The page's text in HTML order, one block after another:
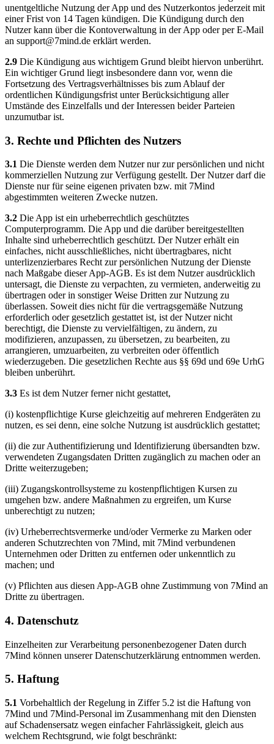
unentgeltliche Nutzung der App und des Nutzerkontos jederzeit mit
einer Frist von 14 Tagen kündigen. Die Kündigung durch den
Nutzer kann über die Kontoverwaltung in der App oder per E-Mail
an support@7mind.de erklärt werden.
2.9 Die Kündigung aus wichtigem Grund bleibt hiervon unberührt.
Ein wichtiger Grund liegt insbesondere dann vor, wenn die
Fortsetzung des Vertragsverhältnisses bis zum Ablauf der
ordentlichen Kündigungsfrist unter Berücksichtigung aller
Umstände des Einzelfalls und der Interessen beider Parteien
unzumutbar ist.
3. Rechte und Pflichten des Nutzers
3.1 Die Dienste werden dem Nutzer nur zur persönlichen und nicht
kommerziellen Nutzung zur Verfügung gestellt. Der Nutzer darf die
Dienste nur für seine eigenen privaten bzw. mit 7Mind
abgestimmten weiteren Zwecke nutzen.
3.2 Die App ist ein urheberrechtlich geschütztes
Computerprogramm. Die App und die darüber bereitgestellten
Inhalte sind urheberrechtlich geschützt. Der Nutzer erhält ein
einfaches, nicht ausschließliches, nicht übertragbares, nicht
unterlizenzierbares Recht zur persönlichen Nutzung der Dienste
nach Maßgabe dieser App-AGB. Es ist dem Nutzer ausdrücklich
untersagt, die Dienste zu verpachten, zu vermieten, anderweitig zu
übertragen oder in sonstiger Weise Dritten zur Nutzung zu
überlassen. Soweit dies nicht für die vertragsgemäße Nutzung
erforderlich oder gesetzlich gestattet ist, ist der Nutzer nicht
berechtigt, die Dienste zu vervielfältigen, zu ändern, zu
modifizieren, anzupassen, zu übersetzen, zu bearbeiten, zu
arrangieren, umzuarbeiten, zu verbreiten oder öffentlich
wiederzugeben. Die gesetzlichen Rechte aus §§ 69d und 69e UrhG
bleiben unberührt.
3.3 Es ist dem Nutzer ferner nicht gestattet,
(i) kostenpflichtige Kurse gleichzeitig auf mehreren Endgeräten zu
nutzen, es sei denn, eine solche Nutzung ist ausdrücklich gestattet;
(ii) die zur Authentifizierung und Identifizierung übersandten bzw.
verwendeten Zugangsdaten Dritten zugänglich zu machen oder an
Dritte weiterzugeben;
(iii) Zugangskontrollsysteme zu kostenpflichtigen Kursen zu
umgehen bzw. andere Maßnahmen zu ergreifen, um Kurse
unberechtigt zu nutzen;
(iv) Urheberrechtsvermerke und/oder Vermerke zu Marken oder
anderen Schutzrechten von 7Mind, mit 7Mind verbundenen
Unternehmen oder Dritten zu entfernen oder unkenntlich zu
machen; und
(v) Pflichten aus diesen App-AGB ohne Zustimmung von 7Mind an
Dritte zu übertragen.
4. Datenschutz
Einzelheiten zur Verarbeitung personenbezogener Daten durch
7Mind können unserer Datenschutzerklärung entnommen werden.
5. Haftung
5.1 Vorbehaltlich der Regelung in Ziffer 5.2 ist die Haftung von
7Mind und 7Mind-Personal im Zusammenhang mit den Diensten
auf Schadensersatz wegen einfacher Fahrlässigkeit, gleich aus
welchem Rechtsgrund, wie folgt beschränkt: